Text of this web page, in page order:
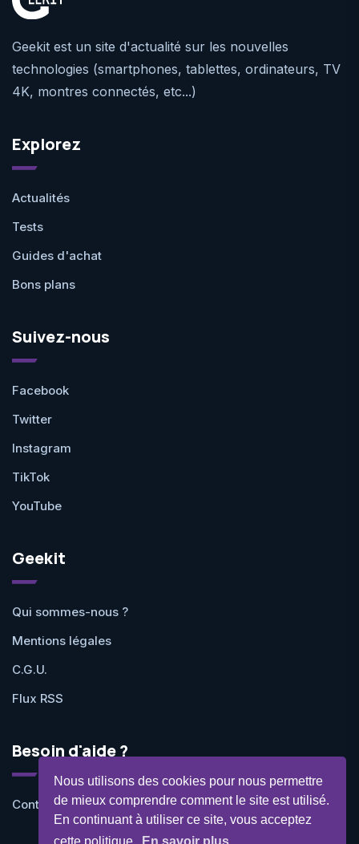
Nous utilisons des cookies pour nous permettre
de mieux comprendre comment le site est utilisé.
En continuant à utiliser ce site, vous acceptez
Geekit est un site d'actualité sur les nouvelles
technologies (smartphones, tablettes, ordinateurs, TV
4K, montres connectés, etc...)
Explorez
Actualités
Tests
Guides d'achat
Bons plans
Suivez-nous
Facebook
Twitter
Instagram
TikTok
YouTube
Geekit
Qui sommes-nous ?
Mentions légales
C.G.U.
Flux RSS
Besoin d'aide ?
Contactez-nous